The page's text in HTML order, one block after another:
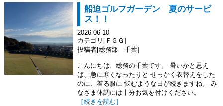
船迫ゴルフガーデン 夏のサービ
ス！！
2026-06-10
カテゴリ[ＦＧＧ]
投稿者[総務部 千葉]
こんにちは、総務の千葉です。 暑いかと思え
ば、急に寒くなったりと せっかく衣替えをした
のに、着る服に 悩むような日が続きますね。 み
なさま体調には十分お気を付けください。
［続きを読む］